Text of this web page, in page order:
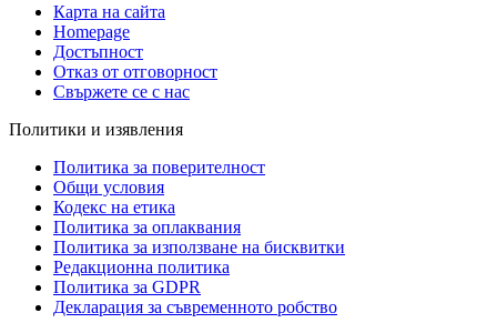
Карта на сайта
Homepage
Достъпност
Отказ от отговорност
Свържете се с нас
Политики и изявления
Политика за поверителност
Общи условия
Кодекс на етика
Политика за оплаквания
Политика за използване на бисквитки
Редакционна политика
Политика за GDPR
Декларация за съвременното робство